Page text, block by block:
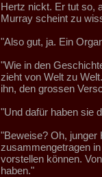
Hertz nickt. Er tut so,
Murray scheint zu
"Also gut, ja. Ein
"Wie in den
zieht von Welt zu
ihn, den grossen
"Und dafür haben sie
"Beweise? Oh, junger
zusammengetragen
vorstellen können.
haben."